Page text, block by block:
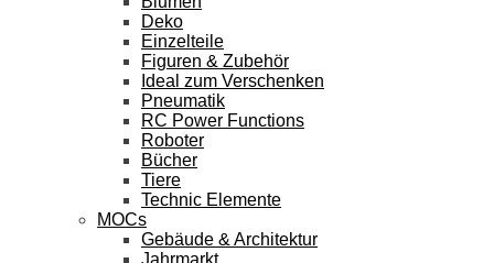
Deko
Einzelteile
Figuren & Zubehör
Ideal zum Verschenken
Pneumatik
RC Power Functions
Roboter
Bücher
Tiere
Technic Elemente
MOCs
Gebäude & Architektur
Jahrmarkt